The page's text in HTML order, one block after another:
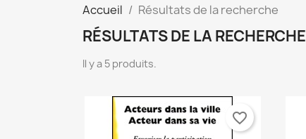
Accueil Résultats de la recherche
RÉSULTATS DE LA RECHERCHE
Il y a 5 produits.
favorite_border